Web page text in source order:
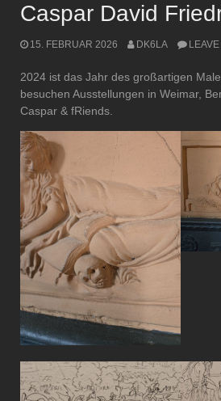
Caspar David
15. FEBRUAR 2026 DK6LA
2024 ist das Jahr des großartigen
besuchen Ausstellungen in Weimar,
Caspar & fRiends.